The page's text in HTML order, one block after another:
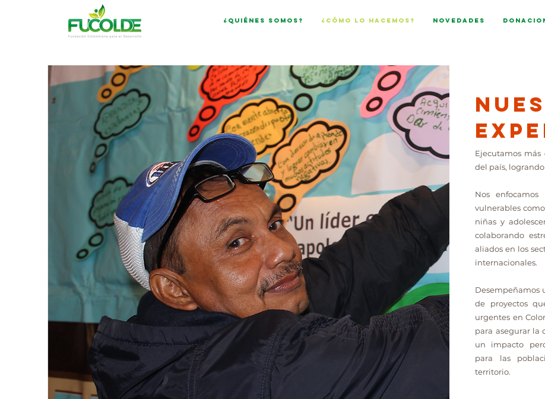
¿Quiénes somos? ¿Cómo lo hacemos? Novedades
Ejecutamos más
del país,
Nos
vulnerables
niñas y
colaborando
aliados en los
internacionales.
Desempeñamos
de proyectos
urgentes en
para asegurar la
un impacto
para las
territorio.